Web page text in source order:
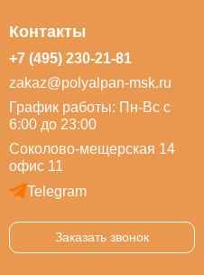
Контакты
+7 (495) 230-21-81
zakaz@polyalpan-msk.ru
График работы: Пн-Вс с
6:00 до 23:00
Соколово-мещерская 14
офис 11
Telegram
Заказать звонок